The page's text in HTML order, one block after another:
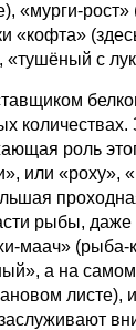
«мурги-
«кофта»
«тушёный с
белков на
роль
или «роху»,
рыбы,
маач» (рыба-
а на